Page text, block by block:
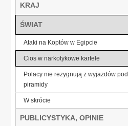
KRAJ
ŚWIAT
Ataki na Koptów w Egipcie
Cios w narkotykowe kartele
Polacy nie rezygnują z wyjazdów pod
piramidy
W skrócie
PUBLICYSTYKA, OPINIE